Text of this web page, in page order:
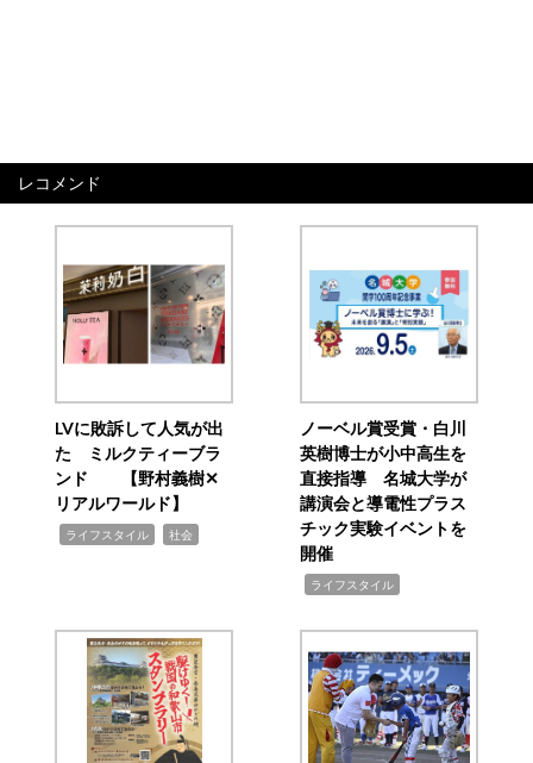
レコメンド
LVに敗訴して人気が出
た ミルクティーブラ
ンド 【野村義樹✕
リアルワールド】
ライフスタイル 社会
ノーベル賞受賞・白川
英樹博士が小中高生を
直接指導 名城大学が
講演会と導電性プラス
チック実験イベントを
開催
ライフスタイル